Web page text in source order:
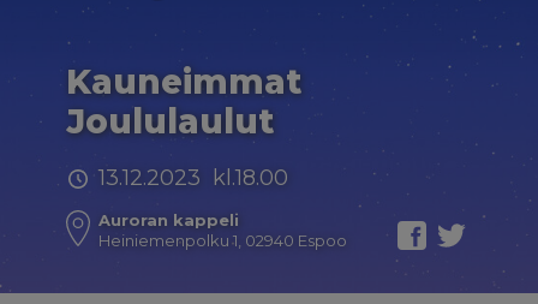
Kauneimmat
Joululaulut
13.12.2023 kl.18.00
Auroran kappeli
Heiniemenpolku 1, 02940 Espoo